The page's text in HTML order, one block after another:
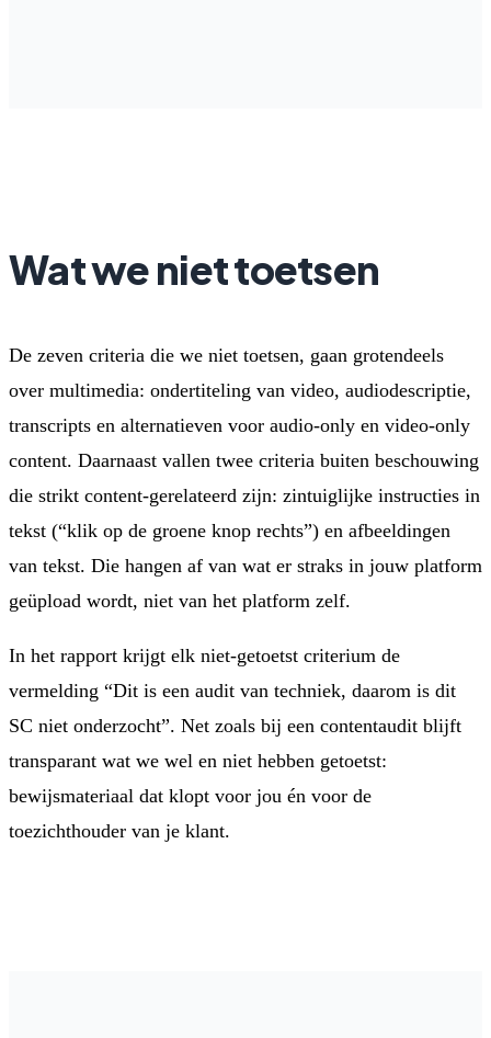
Wat we niet toetsen
De zeven criteria die we niet toetsen, gaan grotendeels
over multimedia: ondertiteling van video, audiodescriptie,
transcripts en alternatieven voor audio-only en video-only
content. Daarnaast vallen twee criteria buiten beschouwing
die strikt content-gerelateerd zijn: zintuiglijke instructies in
tekst (“klik op de groene knop rechts”) en afbeeldingen
van tekst. Die hangen af van wat er straks in jouw platform
geüpload wordt, niet van het platform zelf.
In het rapport krijgt elk niet-getoetst criterium de
vermelding “Dit is een audit van techniek, daarom is dit
SC niet onderzocht”. Net zoals bij een contentaudit blijft
transparant wat we wel en niet hebben getoetst:
bewijsmateriaal dat klopt voor jou én voor de
toezichthouder van je klant.